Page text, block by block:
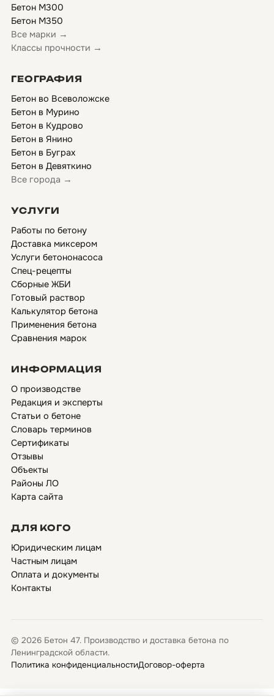
Бетон М300
Бетон М350
Все марки →
Классы прочности →
ГЕОГРАФИЯ
Бетон во Всеволожске
Бетон в Мурино
Бетон в Кудрово
Бетон в Янино
Бетон в Буграх
Бетон в Девяткино
Все города →
УСЛУГИ
Работы по бетону
Доставка миксером
Услуги бетононасоса
Спец-рецепты
Сборные ЖБИ
Готовый раствор
Калькулятор бетона
Применения бетона
Сравнения марок
ИНФОРМАЦИЯ
О производстве
Редакция и эксперты
Статьи о бетоне
Словарь терминов
Сертификаты
Отзывы
Объекты
Районы ЛО
Карта сайта
ДЛЯ КОГО
Юридическим лицам
Частным лицам
Оплата и документы
Контакты
© 2026 Бетон 47. Производство и доставка бетона по
Ленинградской области.
Политика конфиденциальностиДоговор-оферта